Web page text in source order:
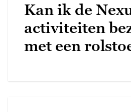
Kan ik de
activiteiten
met een